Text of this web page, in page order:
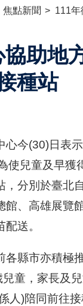
焦點新聞 111年
助地
種站
心今(30)日表
使兒童及早
，分別於臺北
館、高雄展覽
送。
各縣市亦積極
童，家長及
人)陪同前往